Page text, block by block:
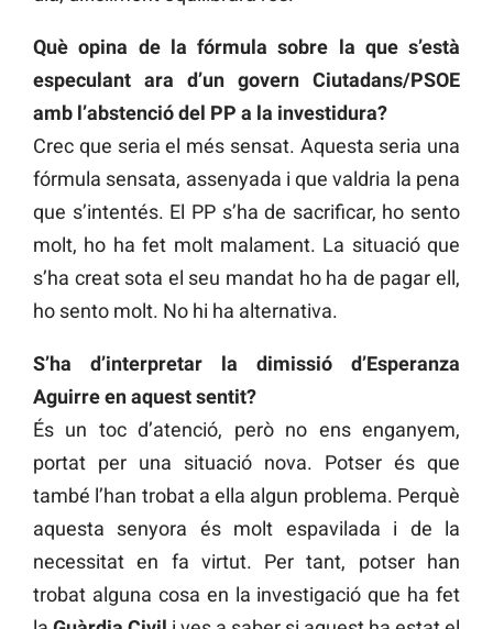
Què opina de la fórmula sobre la que s’està
especulant ara d’un govern Ciutadans/PSOE
amb l’abstenció del PP a la investidura?
Crec que seria el més sensat. Aquesta seria una
fórmula sensata, assenyada i que valdria la pena
que s’intentés. El PP s’ha de sacrificar, ho sento
molt, ho ha fet molt malament. La situació que
s’ha creat sota el seu mandat ho ha de pagar ell,
ho sento molt. No hi ha alternativa.
S’ha d’interpretar la dimissió d’Esperanza
Aguirre en aquest sentit?
És un toc d’atenció, però no ens enganyem,
portat per una situació nova. Potser és que
també l’han trobat a ella algun problema. Perquè
aquesta senyora és molt espavilada i de la
necessitat en fa virtut. Per tant, potser han
trobat alguna cosa en la investigació que ha fet